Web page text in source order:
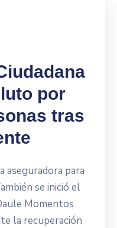
por
tras
aseguradora para
se inició el
Momentos
la recuperación